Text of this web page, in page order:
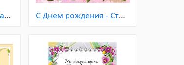
С Днем Свадьбы - Опаловая 21 год С Днем рождения - Стихи